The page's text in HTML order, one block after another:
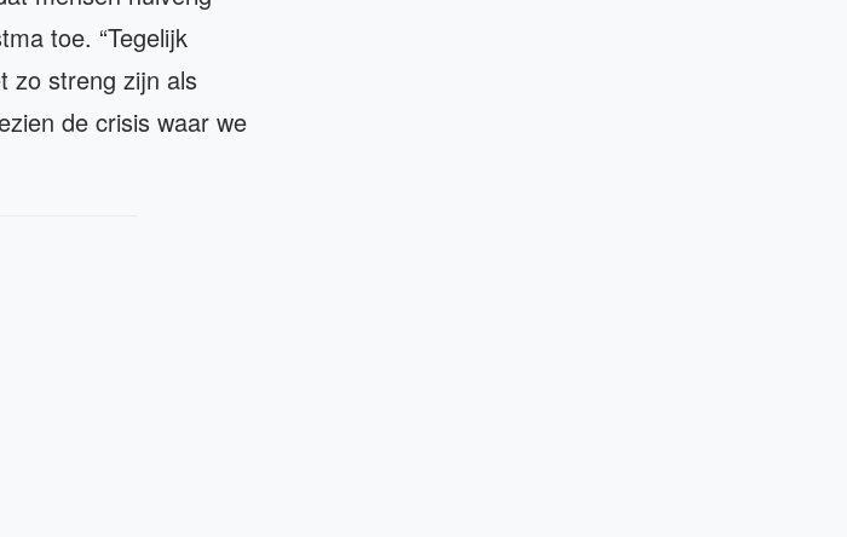
toe. “Tegelijk
zo streng zijn als
de crisis waar we